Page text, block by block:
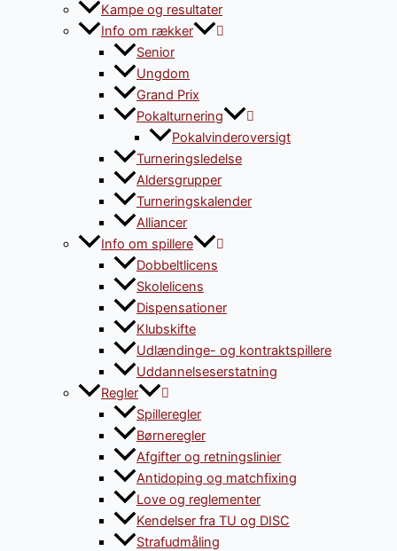
Kampe og resultater
Info om rækker
Senior
Ungdom
Grand Prix
Pokalturnering
Pokalvinderoversigt
Turneringsledelse
Aldersgrupper
Turneringskalender
Alliancer
Info om spillere
Dobbeltlicens
Skolelicens
Dispensationer
Klubskifte
Udlændinge- og kontraktspillere
Uddannelseserstatning
Regler
Spilleregler
Børneregler
Afgifter og retningslinier
Antidoping og matchfixing
Love og reglementer
Kendelser fra TU og DISC
Strafudmåling